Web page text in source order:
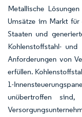
Metallische
Umsätze im Markt für
Staaten und
Kohlenstoffstahl-
Anforderungen von
erfüllen.
1-
unübertroffen